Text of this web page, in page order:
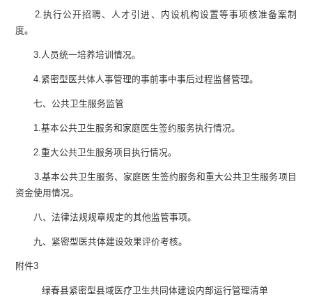
2.执行公开招聘、人才引进、内设机构设置等事项核准备案制
度。
3.人员统一培养培训情况。
4.紧密型医共体人事管理的事前事中事后过程监督管理。
七、公共卫生服务监管
1.基本公共卫生服务和家庭医生签约服务执行情况。
2.重大公共卫生服务项目执行情况。
3.基本公共卫生服务、家庭医生签约服务和重大公共卫生服务项目
资金使用情况。
八、法律法规规章规定的其他监管事项。
九、紧密型医共体建设效果评价考核。
附件3
绿春县紧密型县域医疗卫生共同体建设内部运行管理清单